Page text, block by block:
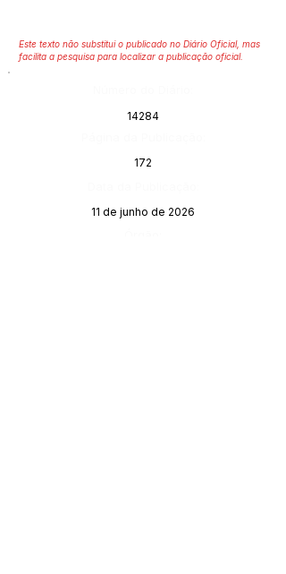
Este texto não substitui o publicado no Diário Oficial, mas
facilita a pesquisa para localizar a publicação oficial.
14284
172
11 de junho de 2026